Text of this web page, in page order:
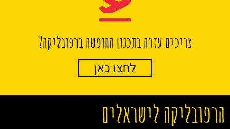
צריכים עזרה בתכנון החופשה ברפובליקה?
לחצו כאן
הרפובליקה לישראלים